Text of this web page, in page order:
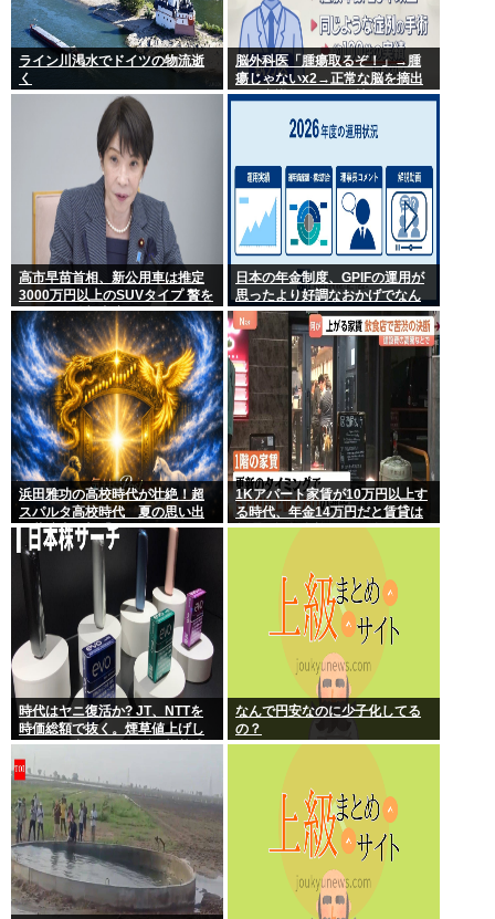
ライン川渇水でドイツの物流逝
く
脳外科医「腫瘍取るぞ！」→腫
瘍じゃないx2→正常な脳を摘出
され意識はあるのに植物人間に
高市早苗首相、新公用車は推定
3000万円以上のSUVタイプ 贅を
尽くした後部座席でたばこを吸
うのが至福の時間か どんどん延
びる乗車時間
日本の年金制度、GPIFの運用が
思ったより好調なおかげでなん
とかなりそう
浜田雅功の高校時代が壮絶！超
スパルタ高校時代 夏の思い出
に共演者衝撃「ええ？」
1Kアパート家賃が10万円以上す
る時代、年金14万円だと賃貸は
無理、運転免許もなく移住も困
時代はヤニ復活か? JT、NTTを
時価総額で抜く。煙草値上げし
てもヤニ中人口へらずに加熱式
煙草のシュアのびる
なんで円安なのに少子化してる
の？